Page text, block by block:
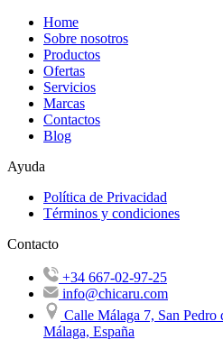
Home
Sobre nosotros
Productos
Ofertas
Servicios
Marcas
Contactos
Blog
Ayuda
Política de Privacidad
Términos y condiciones
Contacto
+34 667-02-97-25
info@chicaru.com
Calle Málaga 7, San Pedro
Málaga, España